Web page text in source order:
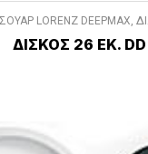
LORENZ DEEPMAX
ΔΊΣΚΟΣ 26 ΕΚ. DD